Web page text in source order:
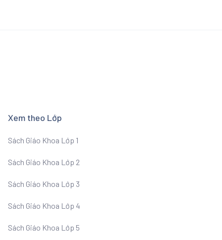
Xem theo Lớp
Sách Giáo Khoa Lớp 1
Sách Giáo Khoa Lớp 2
Sách Giáo Khoa Lớp 3
Sách Giáo Khoa Lớp 4
Sách Giáo Khoa Lớp 5